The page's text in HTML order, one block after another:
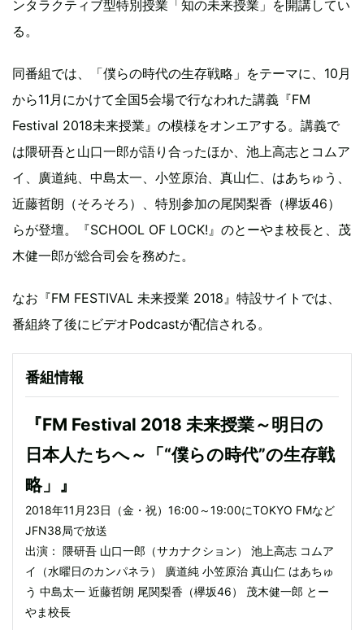
ンタラクティブ型特別授業「知の未来授業」を開講してい
る。
同番組では、「僕らの時代の生存戦略」をテーマに、10月
から11月にかけて全国5会場で行なわれた講義『FM
Festival 2018未来授業』の模様をオンエアする。講義で
は隈研吾と山口一郎が語り合ったほか、池上高志とコムア
イ、廣道純、中島太一、小笠原治、真山仁、はあちゅう、
近藤哲朗（そろそろ）、特別参加の尾関梨香（欅坂46）
らが登壇。『SCHOOL OF LOCK!』のとーやま校長と、茂
木健一郎が総合司会を務めた。
なお『FM FESTIVAL 未来授業 2018』特設サイトでは、
番組終了後にビデオPodcastが配信される。
番組情報
『FM Festival 2018 未来授業～明日の
日本人たちへ～「“僕らの時代”の生存戦
略」』
2018年11月23日（金・祝）16:00～19:00にTOKYO FMなど
JFN38局で放送
出演： 隈研吾 山口一郎（サカナクション） 池上高志 コムア
イ（水曜日のカンパネラ） 廣道純 小笠原治 真山仁 はあちゅ
う 中島太一 近藤哲朗 尾関梨香（欅坂46） 茂木健一郎 とー
やま校長